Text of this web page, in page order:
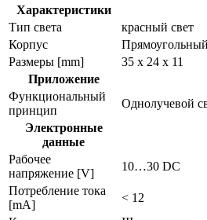
Характеристики
Тип света
красный свет
Корпус
Прямоугольный
Размеры [mm]
35 x 24 x 11
Приложение
Функциональный
принцип
Однолучевой
Электронные
данные
Рабочее
напряжение [V]
10…30 DC
Потребление тока
[mA]
< 12